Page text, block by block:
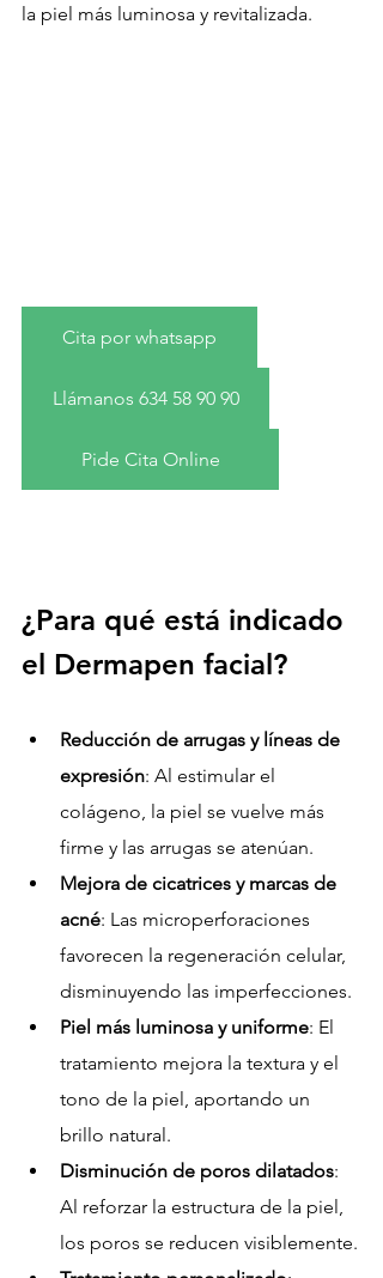
la piel más luminosa y revitalizada.
Cita por whatsapp
Llámanos 634 58 90 90
Pide Cita Online
¿Para qué está indicado
el Dermapen facial?
Reducción de arrugas y líneas de
expresión: Al estimular el
colágeno, la piel se vuelve más
firme y las arrugas se atenúan.
Mejora de cicatrices y marcas de
acné: Las microperforaciones
favorecen la regeneración celular,
disminuyendo las imperfecciones.
Piel más luminosa y uniforme: El
tratamiento mejora la textura y el
tono de la piel, aportando un
brillo natural.
Disminución de poros dilatados:
Al reforzar la estructura de la piel,
los poros se reducen visiblemente.